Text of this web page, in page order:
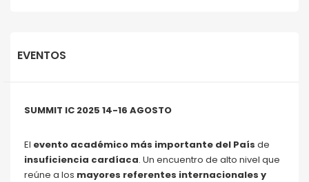
EVENTOS
SUMMIT IC 2025 14-16 AGOSTO
El evento académico más importante del País de
insuficiencia cardíaca. Un encuentro de alto nivel que
reúne a los mayores referentes internacionales y